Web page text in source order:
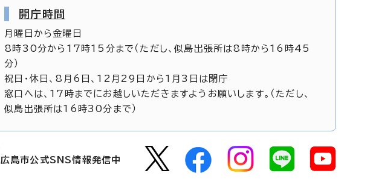
開庁時間
月曜日から金曜日
8時30分から17時15分まで（ただし、似島出張所は8時から16時45
分）
祝日・休日、8月6日、12月29日から1月3日は閉庁
窓口へは、17時までにお越しいただきますようお願いします。（ただし、
似島出張所は16時30分まで）
広島市公式SNS情報発信中